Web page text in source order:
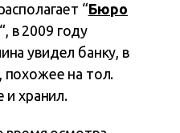
“Бюро
“, в 2009 году
увидел банку, в
похожее на тол.
и хранил.